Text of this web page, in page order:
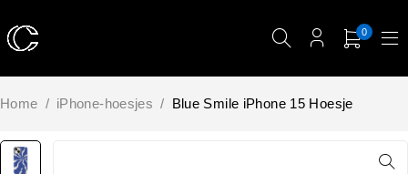
0
Home / iPhone-hoesjes / Blue Smile iPhone 15 Hoesje